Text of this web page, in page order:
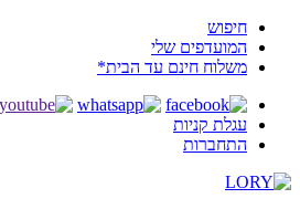
חיפוש
המועדפים שלי
משלוח חינם עד הבית*
עגלת קניות
התחברות